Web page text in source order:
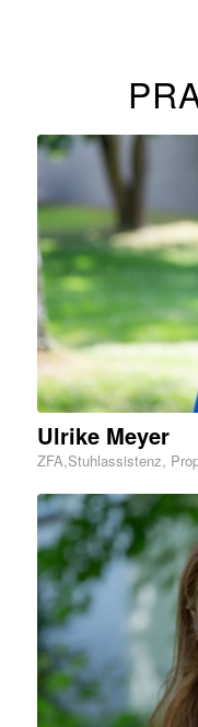
Ulrike Meyer
ZFA,Stuhlassistenz,